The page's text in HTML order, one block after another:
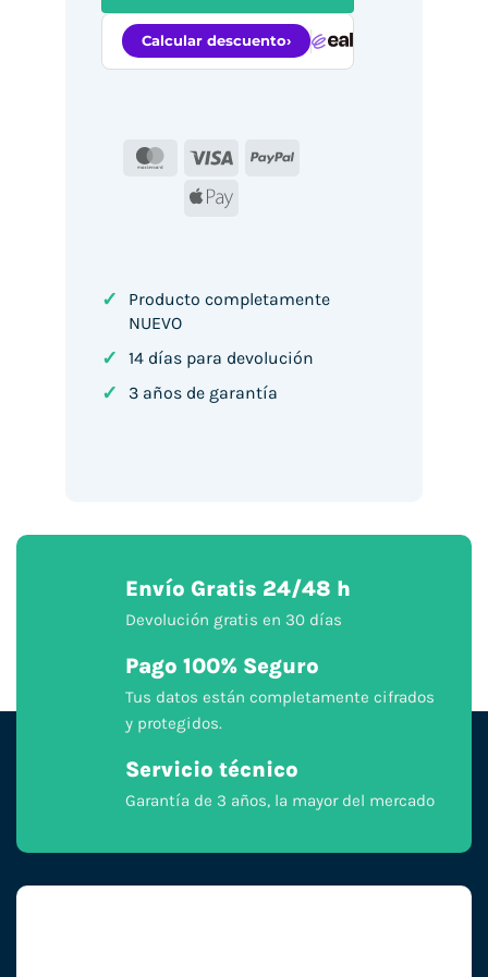
MasterCard
Visa
PayPal
Apple
✓
Producto completamente
NUEVO
✓ 14 días para devolución
✓ 3 años de garantía
Envío Gratis 24/48 h
Devolución gratis en 30 días
Pago 100% Seguro
Tus datos están completamente cifrados
y protegidos.
Servicio técnico
Garantía de 3 años, la mayor del mercado